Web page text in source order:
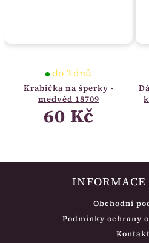
Krabička na šperky -
medvěd 18709
do 3 dnů
60 Kč
INFORMACE
Obchodní
Podmínky ochrany